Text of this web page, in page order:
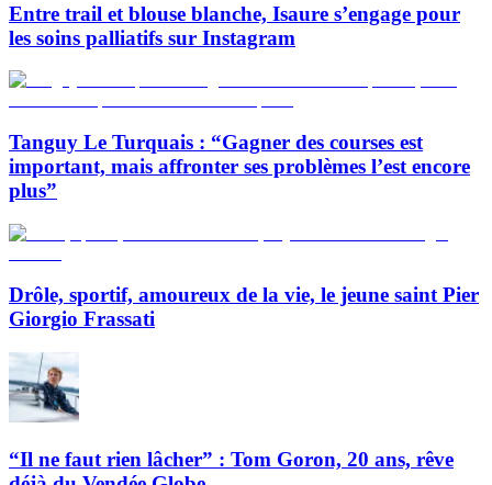
Entre trail et blouse blanche, Isaure s’engage pour
les soins palliatifs sur Instagram
Tanguy Le Turquais : “Gagner des courses est
important, mais affronter ses problèmes l’est encore
plus”
Drôle, sportif, amoureux de la vie, le jeune saint Pier
Giorgio Frassati
“Il ne faut rien lâcher” : Tom Goron, 20 ans, rêve